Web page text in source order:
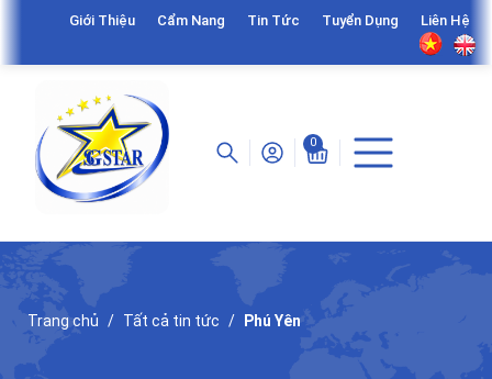
Giới Thiệu Cẩm Nang Tin Tức Tuyển Dụng Liên Hệ
0
Trang chủ Tất cả tin tức Phú Yên